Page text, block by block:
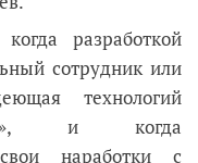
разработкой
сотрудник или
технологий
и когда
наработки с